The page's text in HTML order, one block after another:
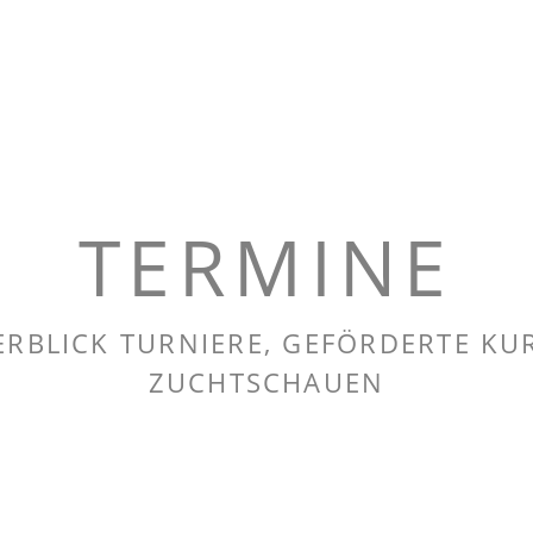
TERMINE
TURNIERE, GEFÖRDERTE
ZUCHTSCHAUEN